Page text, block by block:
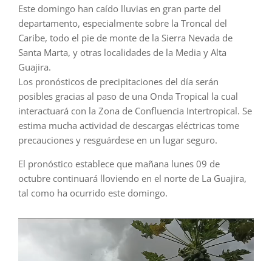
Este domingo han caído lluvias en gran parte del
departamento, especialmente sobre la Troncal del
Caribe, todo el pie de monte de la Sierra Nevada de
Santa Marta, y otras localidades de la Media y Alta
Guajira.
Los pronósticos de precipitaciones del día serán
posibles gracias al paso de una Onda Tropical la cual
interactuará con la Zona de Confluencia Intertropical. Se
estima mucha actividad de descargas eléctricas tome
precauciones y resguárdese en un lugar seguro.
El pronóstico establece que mañana lunes 09 de
octubre continuará lloviendo en el norte de La Guajira,
tal como ha ocurrido este domingo.